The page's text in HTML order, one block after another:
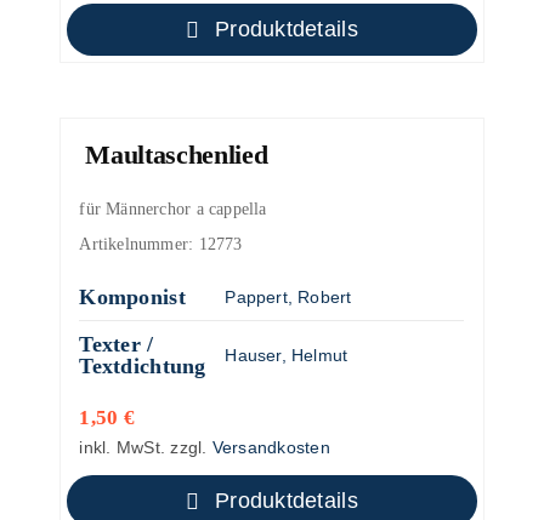
Produktdetails
Maultaschenlied
für Männerchor a cappella
Artikelnummer: 12773
Komponist Pappert, Robert
Texter /
Textdichtung
Hauser, Helmut
1,50 €
inkl. MwSt. zzgl. Versandkosten
Produktdetails